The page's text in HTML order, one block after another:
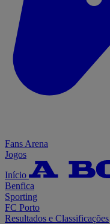
Fans Arena
Jogos
Início
Benfica
Sporting
FC Porto
Resultados e Classificações